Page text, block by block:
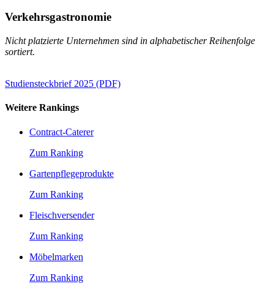
Verkehrsgastronomie
Nicht platzierte Unternehmen sind in alphabetischer Reihenfolge
sortiert.
Studiensteckbrief 2025 (PDF)
Weitere Rankings
Contract-Caterer
Zum Ranking
Gartenpflegeprodukte
Zum Ranking
Fleischversender
Zum Ranking
Möbelmarken
Zum Ranking